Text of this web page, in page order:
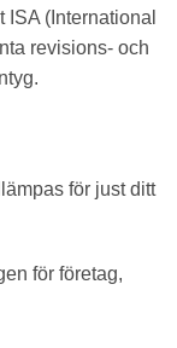
(International
revisions- och
för just ditt
för företag,